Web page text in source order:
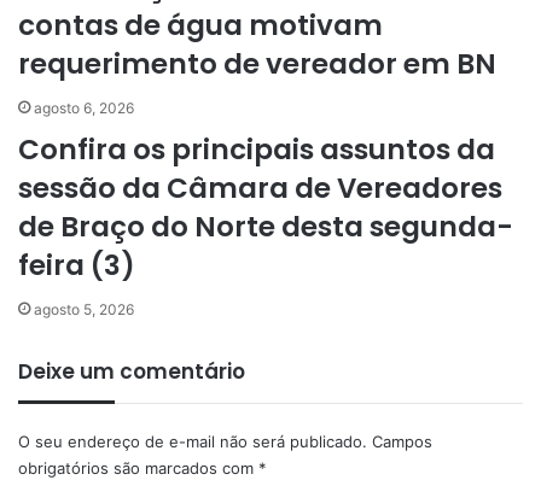
contas de água motivam
requerimento de vereador em BN
agosto 6, 2026
Confira os principais assuntos da
sessão da Câmara de Vereadores
de Braço do Norte desta segunda-
feira (3)
agosto 5, 2026
Deixe um comentário
O seu endereço de e-mail não será publicado. Campos
obrigatórios são marcados com *